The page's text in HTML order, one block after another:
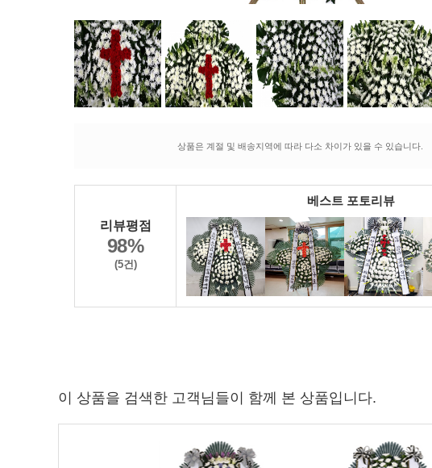
상품은 계절 및 배송지역에 따라 다소 차이가 있을 수 있습니다.
리뷰평점
98%
(5건)
베스트 포토리뷰
이 상품을 검색한 고객님들이 함께 본 상품입니다.